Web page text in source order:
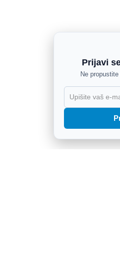
Prijavi
Ne